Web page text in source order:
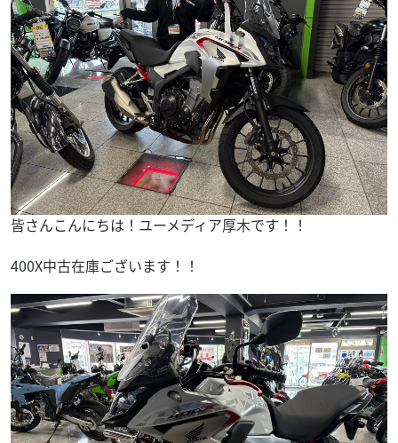
皆さんこんにちは！ユーメディア厚木です！！
400X中古在庫ございます！！